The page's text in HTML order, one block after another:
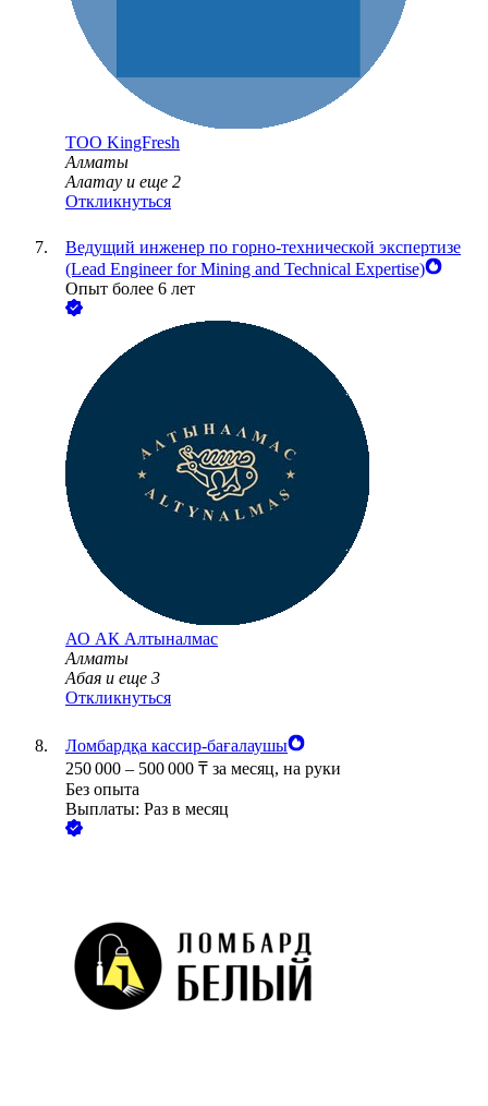
ТОО KingFresh
Алматы
Алатау и еще 2
Откликнуться
Ведущий инженер по горно-технической экспертизе
(Lead Engineer for Mining and Technical Expertise)
Опыт более 6 лет
АО АК Алтыналмас
Алматы
Абая и еще 3
Откликнуться
Ломбардқа кассир-бағалаушы
250 000 – 500 000 ₸ за месяц, на руки
Без опыта
Выплаты: Раз в месяц